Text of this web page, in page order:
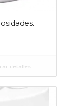
detalles